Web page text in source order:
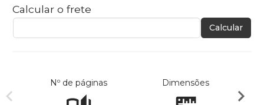
Calcular o frete
Calcular
Nº de páginas Dimensões